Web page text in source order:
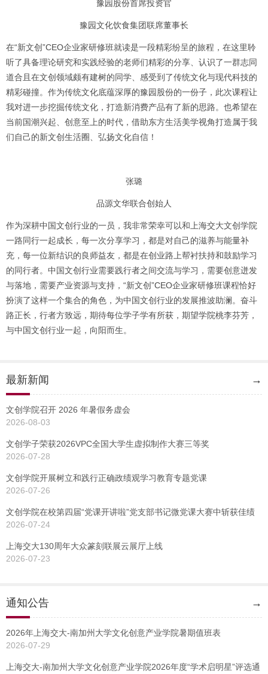
豫园股份首席投资官
豫园文化饮食集团联席董事长
在“新文创”CEO企业家研修班就读是一段精彩纷呈的旅程，在这里聆
听了具备理论研究和实践经验的老师们精彩的分享、认识了一群志同
道合且在文创领域颇有建树的同学、感受到了传统文化与现代科技的
精彩碰撞。作为传统文化底蕴深厚的豫园股份的一份子，此次课程让
我对进一步挖掘传统文化，打造新消费产品有了新的思路。也希望在
当前国潮兴起、创意至上的时代，借助东方生活美学视角打造属于我
们自己的新文创生活圈、弘扬文化自信！
张璐
品源文华联合创始人
作为深耕中国文创行业的一员，我非常荣幸可以和上海交大文创学院
一路同行一起成长，每一次分享学习，都是对自己的滋养与能量补
充，每一位新结识的良师益友，都是在创业路上帮衬扶持和鼓励学习
的同行者。中国文创行业需要践行者之间交流与学习，需要创意迸发
与落地，需要产业资源与支持，“新文创”CEO企业家研修班课程恰好
扮演了这样一个集合的角色，为中国文创行业的发展推波助澜。奋斗
路正长，行者方致远，期待每位学子学有所获，期望学院桃李芬芳，
与中国文创行业一起，向阳而生。
最新新闻 →
文创学院召开 2026 年暑假务虚会
2026-08-03
文创学子荣获2026VPC全国大学生虚拟制作大赛三等奖
2026-07-28
文创学院开展树立和践行正确政绩观学习教育专题党课
2026-07-26
文创学院在校第四届“党课开讲啦”党支部书记微党课大赛中斩获佳绩
2026-07-24
上海交大130周年大众篆刻联展云展厅上线
2026-07-23
通知公告 →
2026年上海交大-南加州大学文化创意产业学院暑期值班表
2026-07-29
上海交大-南加州大学文化创意产业学院2026年度“学术启明星”评选通